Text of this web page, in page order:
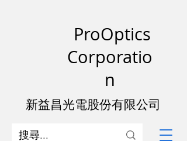
ProOptics
Corporatio
n
新益昌光電股份有限公司